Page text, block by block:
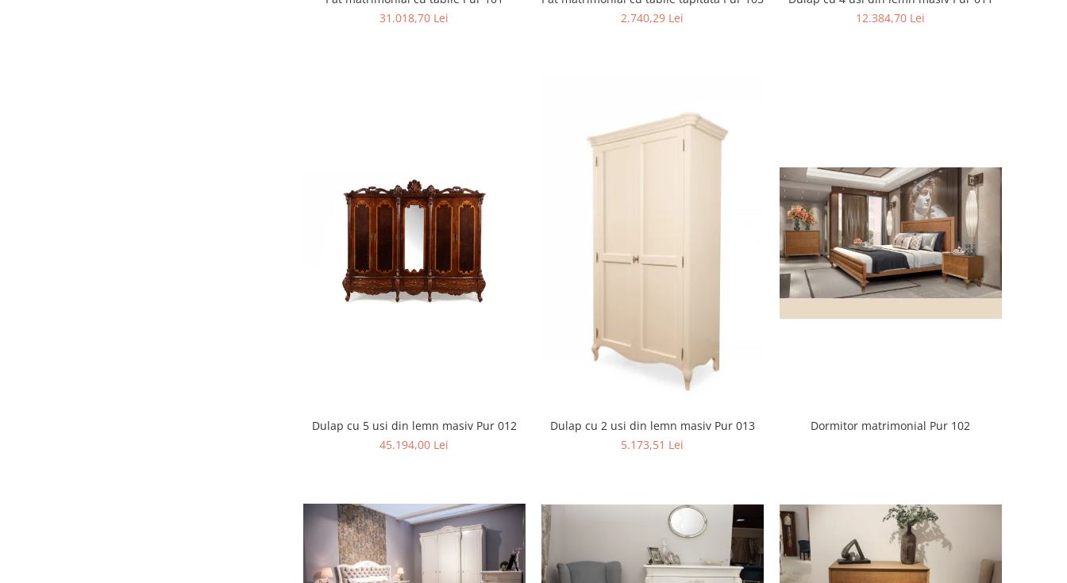
31.018,70 Lei
2.740,29 Lei
12.384,70 Lei
Dulap cu 5 usi din lemn masiv Pur 012
45.194,00 Lei
Dulap cu 2 usi din lemn masiv Pur 013
5.173,51 Lei
Dormitor matrimonial Pur 102